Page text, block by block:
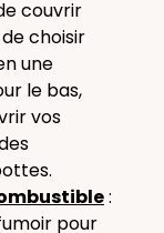
couvrir
choisir
une
le bas,
vos
:
pour